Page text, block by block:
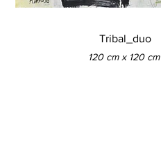
Tribal_duo
120 cm x 120 cm